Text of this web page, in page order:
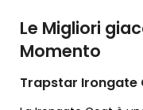
Le Migliori
Momento
Trapstar Irongate